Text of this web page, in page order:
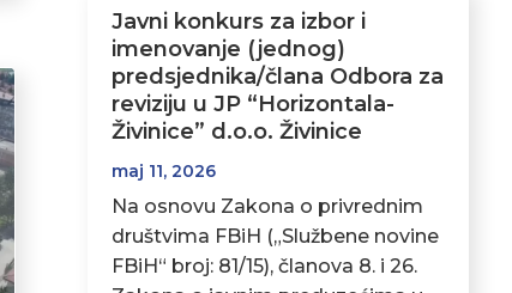
Javni konkurs za izbor i
imenovanje (jednog)
predsjednika/člana Odbora za
reviziju u JP “Horizontala-
Živinice” d.o.o. Živinice
maj 11, 2026
Na osnovu Zakona o privrednim
društvima FBiH („Službene novine
FBiH“ broj: 81/15), članova 8. i 26.